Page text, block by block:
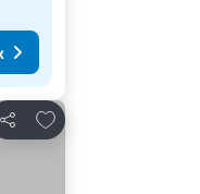
Partager
Ajouter à mes favoris